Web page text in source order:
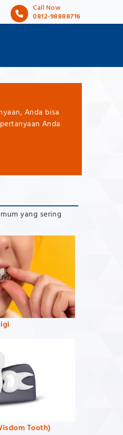
Call Now
0812-98888716
Anda bisa
Anda
yang sering
Tooth)